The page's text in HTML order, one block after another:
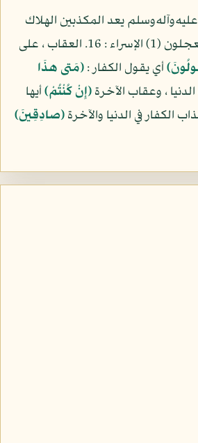
يعد المكذبين الهلاك
والعقاب ، فكانوا يستعجلون (1) الإسراء : 16. العقاب ، على
أي يقول الكفار :(مَتى هذَا
، وعقاب الآخرة(إِنْ كُنْتُمْ)أيها
الكفار في الدنيا والآخرة(صادِقِينَ)